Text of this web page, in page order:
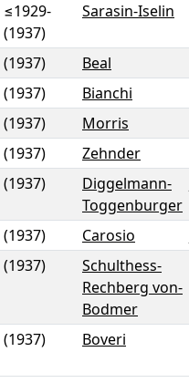
≤1929-
(1937)
Sarasin-Iselin
(1937) Beal
(1937)
Bianchi
(1937)
Morris
(1937)
Zehnder
(1937)
Diggelmann-
Toggenburger
(1937) Carosio
(1937)
Schulthess-
Rechberg von-
Bodmer
(1937) Boveri